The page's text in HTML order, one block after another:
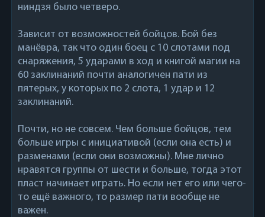
ниндзя было четверо.
Зависит от возможностей бойцов. Бой без
манёвра, так что один боец с 10 слотами под
снаряжения, 5 ударами в ход и книгой магии на
60 заклинаний почти аналогичен пати из
пятерых, у которых по 2 слота, 1 удар и 12
заклинаний.
Почти, но не совсем. Чем больше бойцов, тем
больше игры с инициативой (если она есть) и
разменами (если они возможны). Мне лично
нравятся группы от шести и больше, тогда этот
пласт начинает играть. Но если нет его или чего-
то ещё важного, то размер пати вообще не
важен.